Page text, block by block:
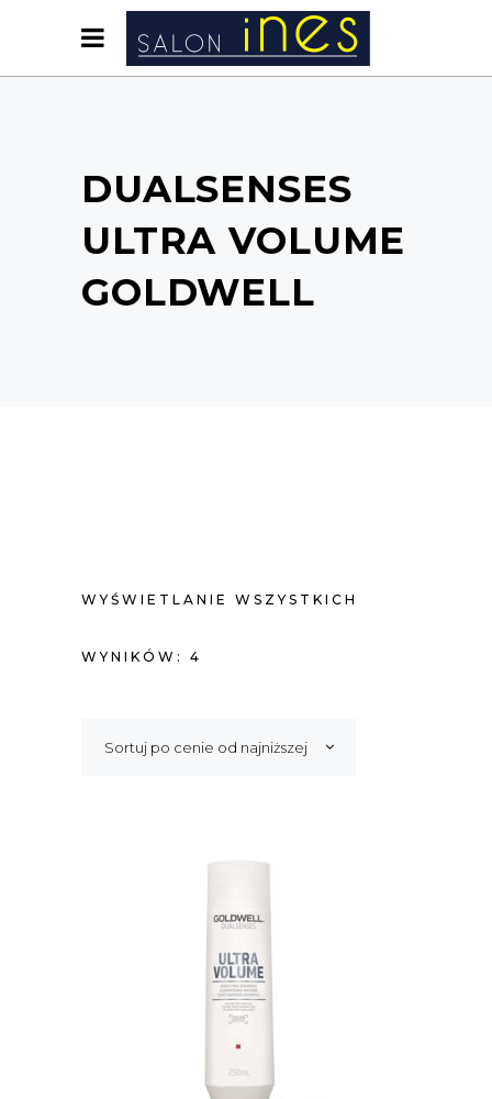
DUALSENSES
ULTRA VOLUME
GOLDWELL
WYŚWIETLANIE WSZYSTKICH
WYNIKÓW: 4
WYSOKIEJ
Sortuj po cenie od najniższej